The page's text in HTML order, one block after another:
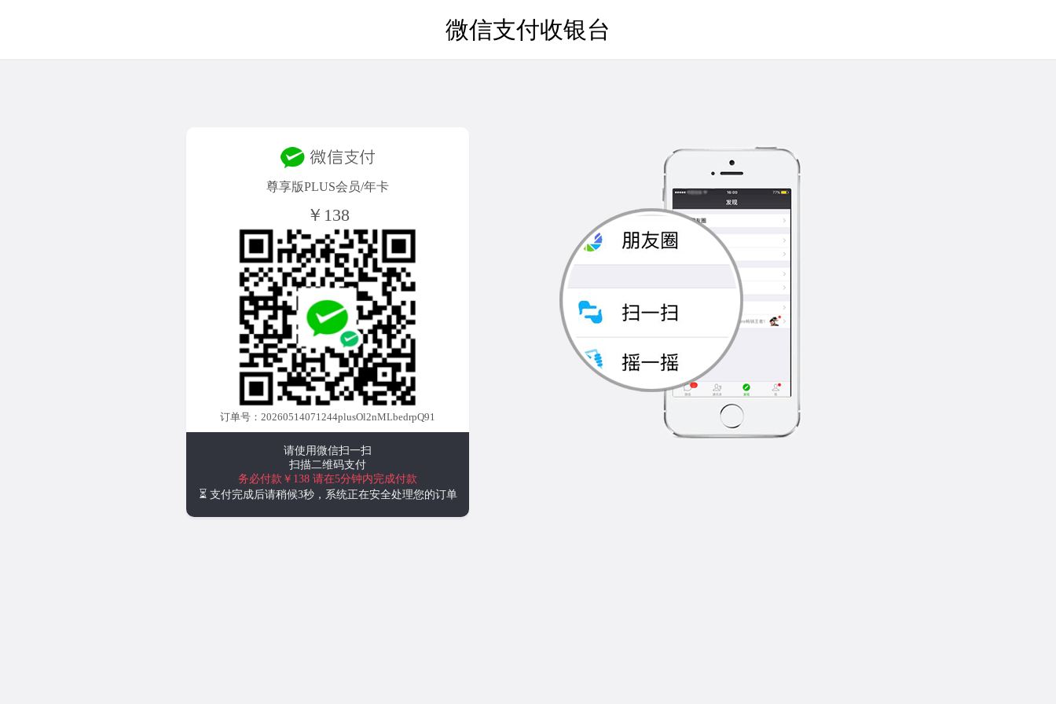
微信支付收银台
尊享版PLUS会员/年卡
￥138
订单号：20260514071244plusOl2nMLbedrpQ91
请使用微信扫一扫
扫描二维码支付
务必付款￥138 请在5分钟内完成付款
⏳ 支付完成后请稍候3秒，系统正在安全处理您的订单